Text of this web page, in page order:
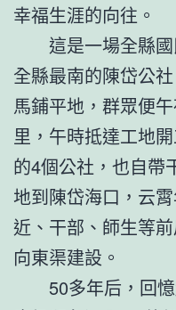
幸福生涯的向往。
這是一場全縣國
全縣最南的陳岱公
馬鋪平地，群眾便
里，午時抵達工地
的4個公社，也自
地到陳岱海口，云
近、干部、師生等
向東渠建設。
50多年后，回憶